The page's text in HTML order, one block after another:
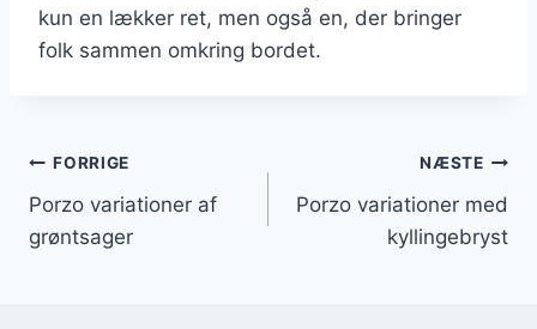
kun en lækker ret, men også en, der bringer
folk sammen omkring bordet.
Indlægsnavigation
FORRIGE
Porzo variationer af
grøntsager
NÆSTE
Porzo variationer med
kyllingebryst